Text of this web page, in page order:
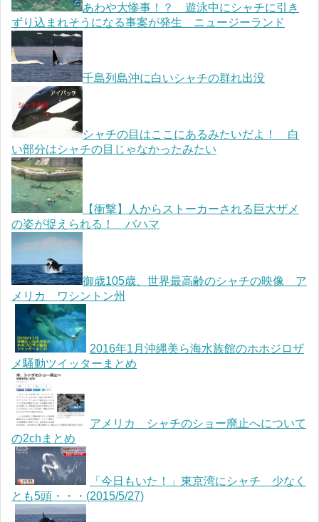
あわや大惨事！？ 遊泳中にシャチに引き
ずり込まれそうになる事案が発生 ニュージーランド
千島列島沖に白いシャチの群れ出没
シャチの目はここにあるみたいだよ！ 白
い部分はシャチの目じゃなかったみたい
【衝撃】人からストーカーされる巨大ザメ
の姿が捉えられる！ バハマ
御歳105歳、世界最高齢のシャチの映像 ア
メリカ ワシントン州
2016年1月沖縄美ら海水族館のホホジロザ
メ騒動ツイッターまとめ
アメリカ シャチのショー廃止へについて
の2chまとめ
「今日もいた！」東京湾にシャチ 少なく
とも5頭・・・(2015/5/27)